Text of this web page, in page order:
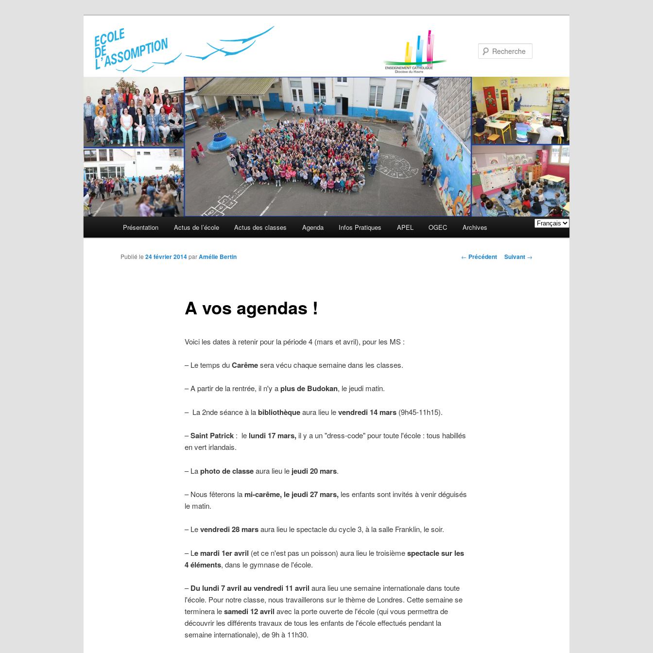
Aller au contenu principal
Aller au contenu secondaire
Présentation Actus de l’école Actus des classes Agenda Infos Pratiques APEL OGEC Archives
Navigation des
← Précédent Suivant →
A vos agendas !
Publié le 24 février 2014parAmélie Bertin
Voici les dates à retenir pour la période 4 (mars et avril), pour les MS :
– Le temps duCarêmesera vécu chaque semaine dans les classes.
– A partir de la rentrée, il n'y aplus de Budokan, le jeudi matin.
– La 2nde séance à labibliothèqueaura lieu levendredi 14 mars(9h45-11h15).
–Saint Patrick: lelundi 17 mars, il y a un "dress-code" pour toute l'école : tous habillés
en vert irlandais.
– Laphoto de classeaura lieu lejeudi 20 mars.
– Nous fêterons la mi-carême, le jeudi 27 mars,les enfants sont invités à venir déguisés
le matin.
– Levendredi 28 marsaura lieu le spectacle du cycle 3, à la salle Franklin, le soir.
– Le mardi 1er avril (et ce n'est pas un poisson) aura lieu le troisièmespectacle sur les
4 éléments, dans le gymnase de l'école.
–Du lundi 7 avril au vendredi 11 avril aura lieu une semaine internationale dans toute
l'école. Pour notre classe, nous travaillerons sur le thème de Londres. Cette semaine se
terminera lesamedi 12 avril avec la porte ouverte de l'école (qui vous permettra de
découvrir les différents travaux de tous les enfants de l'école effectués pendant la
semaine internationale), de 9h à 11h30.